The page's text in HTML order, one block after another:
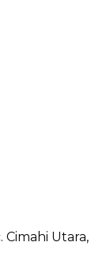
Cimahi Utara,